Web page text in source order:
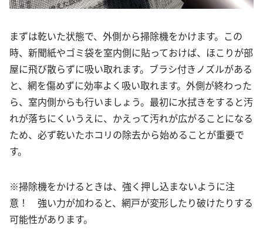
まずは乾いた状態で、外側から掃除機をかけます。この
時、新聞紙やゴミ袋を室内側に貼っておけば、ほこりが部
屋に飛び散らずに吸い取れます。ブラシ付きノズルがある
と、網を傷めずに効率よく吸い取れます。外側が終わった
ら、室内側からも行いましょう。最初に水拭きをすると汚
れが落ちにくいうえに、かえって汚れが広がることになる
ため、必ず乾いたホコリの除去から始めることが重要で
す。
※掃除機をかけるときは、強く押し込まないように注
意！ 強い力が加わると、網戸が変形したり破けたりする
可能性があります。